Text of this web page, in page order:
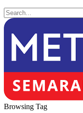
Browsing Tag